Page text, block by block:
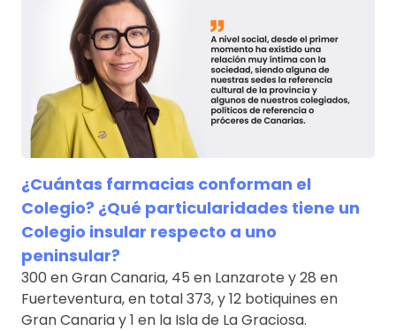
¿Cuántas farmacias conforman el
Colegio? ¿Qué particularidades tiene un
Colegio insular respecto a uno
peninsular?
300 en Gran Canaria, 45 en Lanzarote y 28 en
Fuerteventura, en total 373, y 12 botiquines en
Gran Canaria y 1 en la Isla de La Graciosa.